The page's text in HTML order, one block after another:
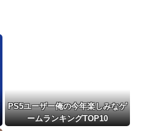
PS5ユーザー俺の今年楽しみなゲ
ームランキングTOP10